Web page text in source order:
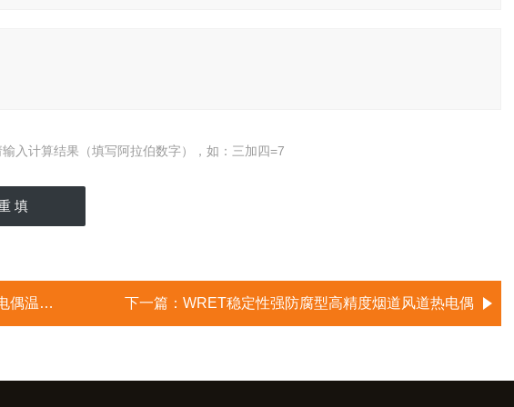
输入计算结果（填写阿拉伯数字），如：三加四=7
度计 下一篇： WRET稳定性强防腐型高精度烟道风道热电偶